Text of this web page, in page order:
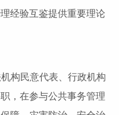
经验互鉴提供重要理论
构民意代表、行政机构
，在参与公共事务管理